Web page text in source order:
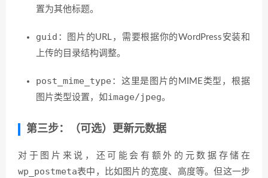
置为其他标题。
guid ：图片的URL，需要根据你的WordPress安装和
上传的目录结构调整。
post_mime_type ：这里是图片的MIME类型，根据
图片类型设置，如 image/jpeg。
第三步：（可选）更新元数据
对于图片来说，还可能会有额外的元数据存储在
wp_postmeta表中，比如图片的宽度、高度等。但这一步